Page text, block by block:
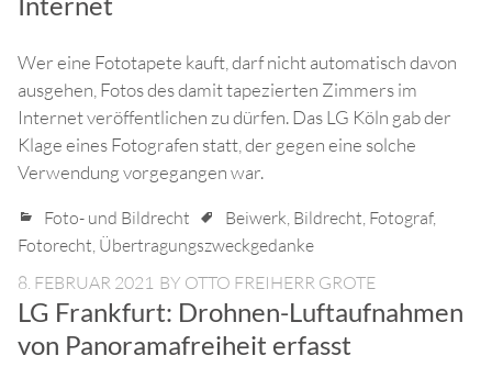
Wer eine Fototapete kauft, darf nicht automatisch davon
ausgehen, Fotos des damit tapezierten Zimmers im
Internet veröffentlichen zu dürfen. Das LG Köln gab der
Klage eines Fotografen statt, der gegen eine solche
Verwendung vorgegangen war.
Foto- und Bildrecht Beiwerk, Bildrecht, Fotograf,
Fotorecht, Übertragungszweckgedanke
8. FEBRUAR 2021 BY OTTO FREIHERR GROTE
LG Frankfurt: Drohnen-Luftaufnahmen
von Panoramafreiheit erfasst